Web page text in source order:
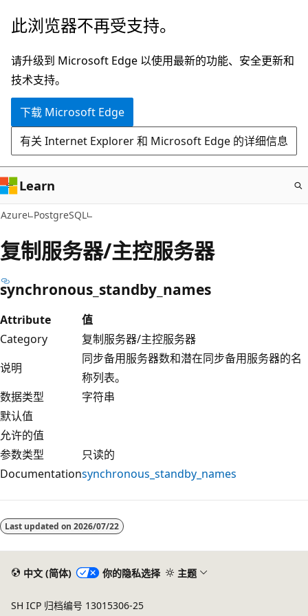
跳
主
要
内
此浏览器不再受支持。
请升级到 Microsoft Edge 以使用最新的功能、安全更新和
技术支持。
下载 Microsoft Edge
有关 Internet Explorer 和 Microsoft Edge 的详细信息
Learn
Azure PostgreSQL
复制服务器/主控服务器
synchronous_standby_names
Attribute
值
Category
复制服务器/主控服务器
说明
同步备用服务器数和潜在同步备用服务器的名
称列表。
数据类型
字符串
默认值
允许的值
参数类型
只读的
Documentationsynchronous_standby_names
模
式
Last updated on 2026/07/22
中文 (简体) 你的隐私选择 主题
SH ICP 归档编号 13015306-25